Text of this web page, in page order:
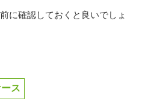
に確認しておくと良いでしょ
ス